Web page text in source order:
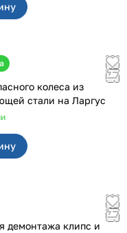
колеса из
нержавеющей стали на Ларгус
демонтажа клипс и